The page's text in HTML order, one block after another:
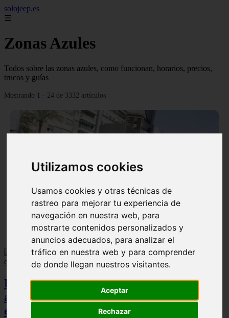
Utilizamos cookies
Usamos cookies y otras técnicas de
rastreo para mejorar tu experiencia de
navegación en nuestra web, para
mostrarte contenidos personalizados y
anuncios adecuados, para analizar el
tráfico en nuestra web y para comprender
de donde llegan nuestros visitantes.
Aceptar
Rechazar
solojeep.es
☰
Zonas Azules
Todos sobre las zonas azules, como funcionan, horarios, precios,
trucos y guías
Mostrando 1 - 24 de 3332 artículos
▷ Zona Azul Córdoba 《 Horarios y Tarifas 2024 》
El Dacia Sandero presenta un índice de
accidentabilidad por debajo de la media
en España, según Carfax